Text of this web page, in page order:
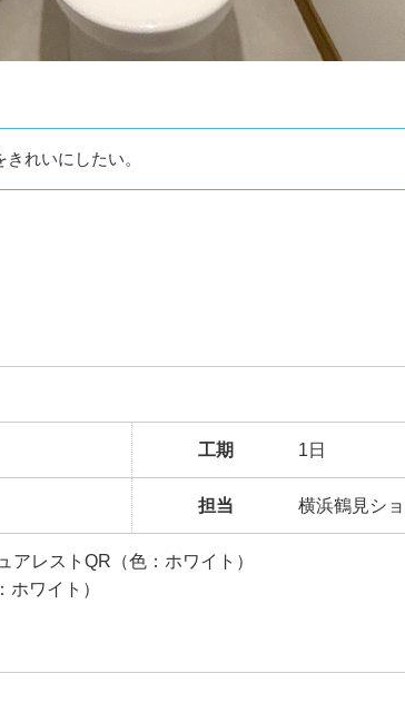
れいにしたい。
工期 1日
担当 横浜鶴見シ
アレストQR（色：ホワイト）
ワイト）